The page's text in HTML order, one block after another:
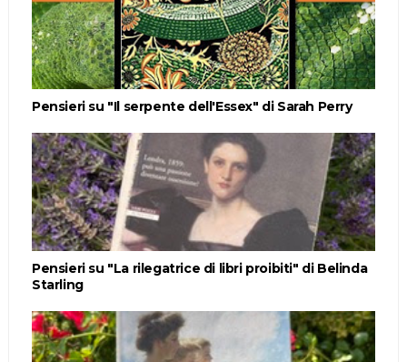
Pensieri su "Il serpente dell'Essex" di Sarah Perry
Pensieri su "La rilegatrice di libri proibiti" di Belinda
Starling